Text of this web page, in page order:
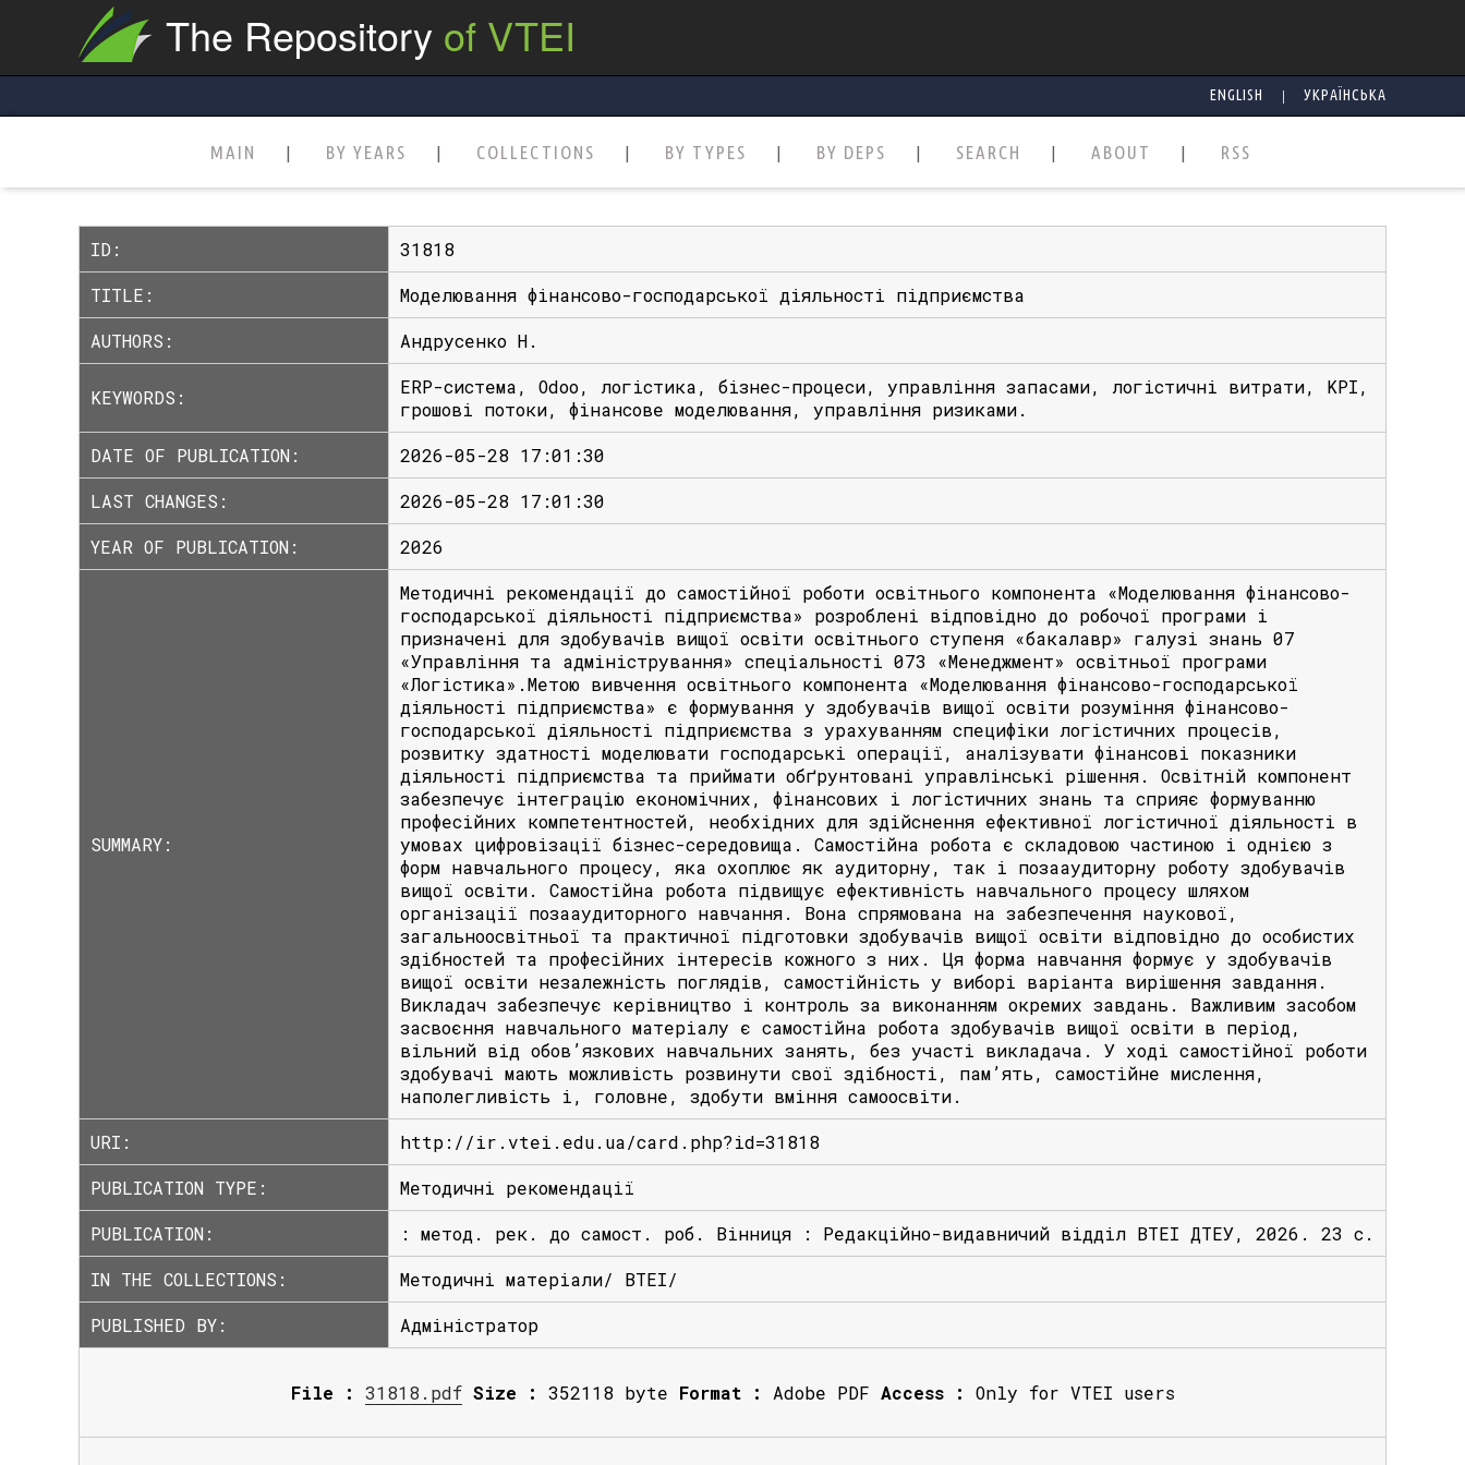
The Repository of VTEI
ENGLISH | УКРАЇНСЬКА
MAIN BY YEARS COLLECTIONS BY TYPES BY DEPS SEARCH ABOUT RSS
ID:
31818
TITLE:
Моделювання фінансово-господарської діяльності підприємства
AUTHORS:
Андрусенко Н.
KEYWORDS:
ERP-система, Odoo, логістика, бізнес-процеси, управління запасами, логістичні витрати, KPI,
грошові потоки, фінансове моделювання, управління ризиками.
DATE OF PUBLICATION:
2026-05-28 17:01:30
LAST CHANGES:
2026-05-28 17:01:30
YEAR OF PUBLICATION:
2026
SUMMARY:
Методичні рекомендації до самостійної роботи освітнього компонента «Моделювання фінансово-
господарської діяльності підприємства» розроблені відповідно до робочої програми і
призначені для здобувачів вищої освіти освітнього ступеня «бакалавр» галузі знань 07
«Управління та адміністрування» спеціальності 073 «Менеджмент» освітньої програми
«Логістика».Метою вивчення освітнього компонента «Моделювання фінансово-господарської
діяльності підприємства» є формування у здобувачів вищої освіти розуміння фінансово-
господарської діяльності підприємства з урахуванням специфіки логістичних процесів,
розвитку здатності моделювати господарські операції, аналізувати фінансові показники
діяльності підприємства та приймати обґрунтовані управлінські рішення. Освітній компонент
забезпечує інтеграцію економічних, фінансових і логістичних знань та сприяє формуванню
професійних компетентностей, необхідних для здійснення ефективної логістичної діяльності в
умовах цифровізації бізнес-середовища. Самостійна робота є складовою частиною і однією з
форм навчального процесу, яка охоплює як аудиторну, так і позааудиторну роботу здобувачів
вищої освіти. Самостійна робота підвищує ефективність навчального процесу шляхом
організації позааудиторного навчання. Вона спрямована на забезпечення наукової,
загальноосвітньої та практичної підготовки здобувачів вищої освіти відповідно до особистих
здібностей та професійних інтересів кожного з них. Ця форма навчання формує у здобувачів
вищої освіти незалежність поглядів, самостійність у виборі варіанта вирішення завдання.
Викладач забезпечує керівництво і контроль за виконанням окремих завдань. Важливим засобом
засвоєння навчального матеріалу є самостійна робота здобувачів вищої освіти в період,
вільний від обов’язкових навчальних занять, без участі викладача. У ході самостійної роботи
здобувачі мають можливість розвинути свої здібності, пам’ять, самостійне мислення,
наполегливість і, головне, здобути вміння самоосвіти.
URI:
http://ir.vtei.edu.ua/card.php?id=31818
PUBLICATION TYPE:
Методичні рекомендації
PUBLICATION:
: метод. рек. до самост. роб. Вінниця : Редакційно-видавничий відділ ВТЕІ ДТЕУ, 2026. 23 с.
IN THE COLLECTIONS:
Методичні матеріали/ ВТЕІ/
PUBLISHED BY:
Адміністратор
File : 31818.pdf Size : 352118 byte Format : Adobe PDF Access : Only for VTEI users